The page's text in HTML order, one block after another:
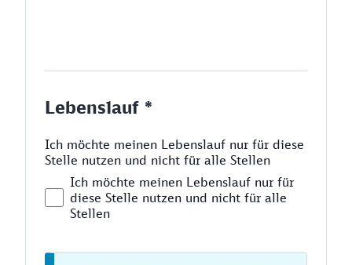
Lebenslauf *
Ich möchte meinen Lebenslauf nur für diese
Stelle nutzen und nicht für alle Stellen
Ich möchte meinen Lebenslauf nur für
diese Stelle nutzen und nicht für alle
Stellen